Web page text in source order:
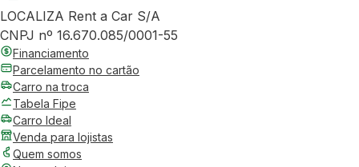
LOCALIZA Rent a Car S/A
CNPJ nº 16.670.085/0001-55
Financiamento
Parcelamento no cartão
Carro na troca
Tabela Fipe
Carro Ideal
Venda para lojistas
Quem somos